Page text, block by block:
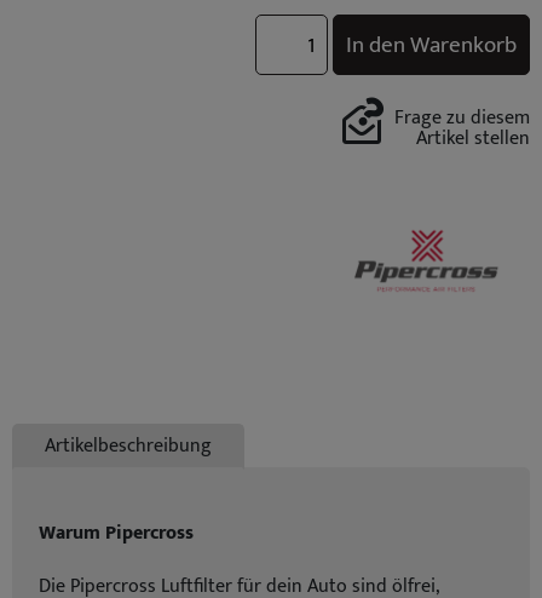
In den Warenkorb
Frage zu diesem
Artikel stellen
Artikelbeschreibung
Warum Pipercross
Die Pipercross Luftfilter für dein Auto sind ölfrei,